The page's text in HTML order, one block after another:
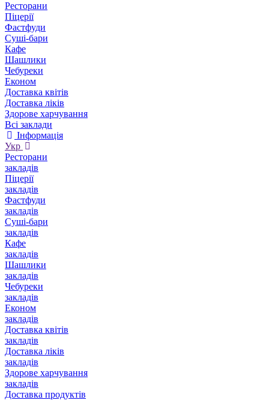
Ресторани
Піцерії
Фастфуди
Суші-бари
Кафе
Шашлики
Чебуреки
Економ
Доставка квітів
Доставка ліків
Здорове харчування
Всі заклади
Інформація
Укр
Ресторани
закладів
Піцерії
закладів
Фастфуди
закладів
Суші-бари
закладів
Кафе
закладів
Шашлики
закладів
Чебуреки
закладів
Економ
закладів
Доставка квітів
закладів
Доставка ліків
закладів
Здорове харчування
закладів
Доставка продуктів